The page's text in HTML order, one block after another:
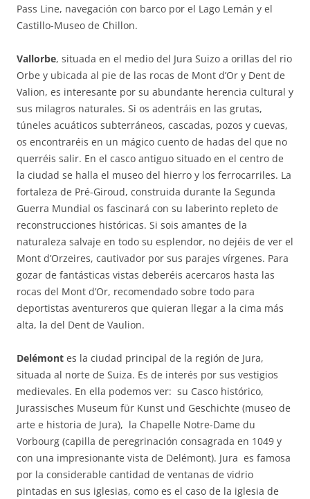
Pass Line, navegación con barco por el Lago Lemán y el
Castillo-Museo de Chillon.
Vallorbe, situada en el medio del Jura Suizo a orillas del rio
Orbe y ubicada al pie de las rocas de Mont d’Or y Dent de
Valion, es interesante por su abundante herencia cultural y
sus milagros naturales. Si os adentráis en las grutas,
túneles acuáticos subterráneos, cascadas, pozos y cuevas,
os encontraréis en un mágico cuento de hadas del que no
querréis salir. En el casco antiguo situado en el centro de
la ciudad se halla el museo del hierro y los ferrocarriles. La
fortaleza de Pré-Giroud, construida durante la Segunda
Guerra Mundial os fascinará con su laberinto repleto de
reconstrucciones históricas. Si sois amantes de la
naturaleza salvaje en todo su esplendor, no dejéis de ver el
Mont d’Orzeires, cautivador por sus parajes vírgenes. Para
gozar de fantásticas vistas deberéis acercaros hasta las
rocas del Mont d’Or, recomendado sobre todo para
deportistas aventureros que quieran llegar a la cima más
alta, la del Dent de Vaulion.
Delémont es la ciudad principal de la región de Jura,
situada al norte de Suiza. Es de interés por sus vestigios
medievales. En ella podemos ver: su Casco histórico,
Jurassisches Museum für Kunst und Geschichte (museo de
arte e historia de Jura), la Chapelle Notre-Dame du
Vorbourg (capilla de peregrinación consagrada en 1049 y
con una impresionante vista de Delémont). Jura es famosa
por la considerable cantidad de ventanas de vidrio
pintadas en sus iglesias, como es el caso de la iglesia de